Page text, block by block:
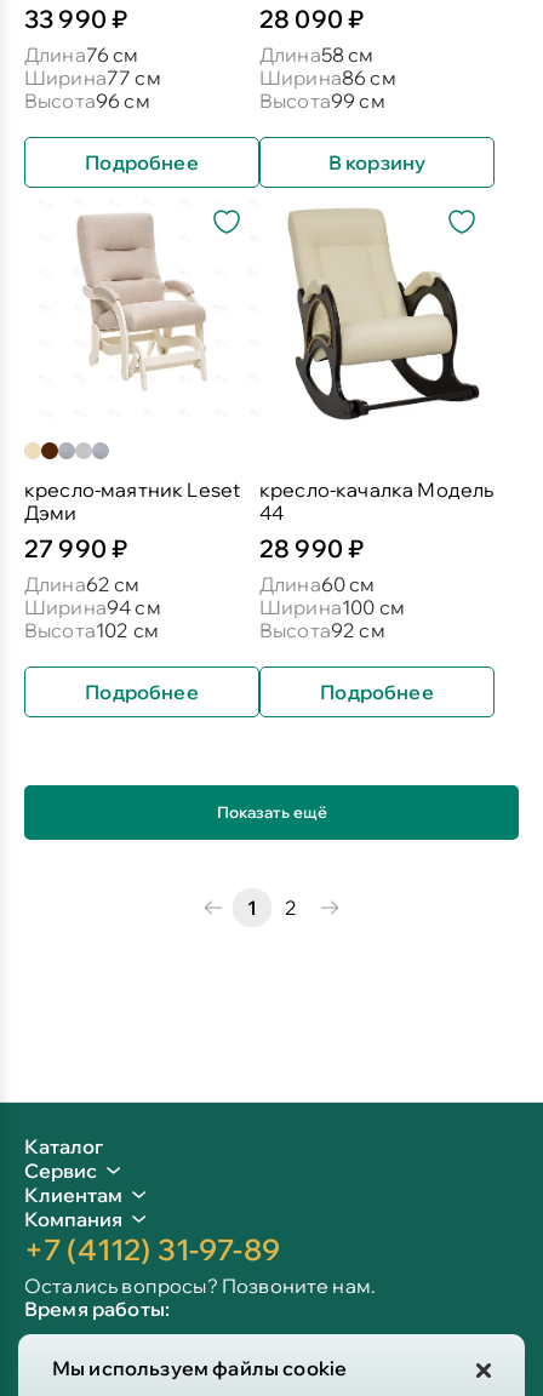
Мы используем файлы cookie
33 990 ₽
Длина76 см
Ширина77 см
Высота96 см
Подробнее
28 090 ₽
Длина58 см
Ширина86 см
Высота99 см
В корзину
кресло-маятник Leset
Дэми
27 990 ₽
Длина62 см
Ширина94 см
Высота102 см
Подробнее
кресло-качалка Модель
44
28 990 ₽
Длина60 см
Ширина100 см
Высота92 см
Подробнее
Показать ещё
1 2
Каталог
Сервис
Клиентам
Компания
+7 (4112) 31-97-89
Остались вопросы? Позвоните нам.
Время работы:
Сб-вс: 10:00 - 19:00